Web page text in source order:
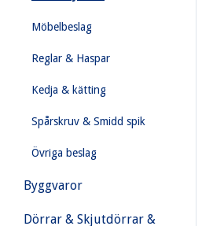
Möbelbeslag
Reglar & Haspar
Kedja & kätting
Spårskruv & Smidd spik
Övriga beslag
Byggvaror
Dörrar & Skjutdörrar &